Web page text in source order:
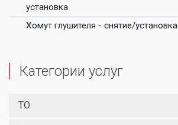
установка
Хомут глушителя - снятие/установка
Категории услуг
ТО